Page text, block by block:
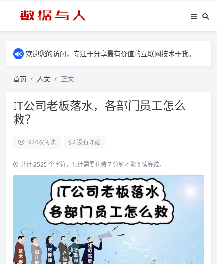
欢迎您的访问，专注于分享最有价值的互联网技术干货。
首页 人文 正文
IT公司老板落水，各部门员工怎么
救？
924次阅读 没有评论
共计 2525 个字符，预计需要花费 7 分钟才能阅读完成。